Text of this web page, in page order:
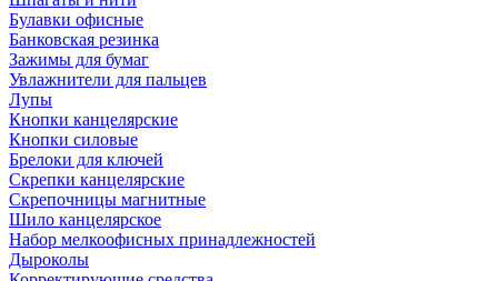
Булавки офисные
Банковская резинка
Зажимы для бумаг
Увлажнители для пальцев
Лупы
Кнопки канцелярские
Кнопки силовые
Брелоки для ключей
Скрепки канцелярские
Скрепочницы магнитные
Шило канцелярское
Набор мелкоофисных принадлежностей
Дыроколы